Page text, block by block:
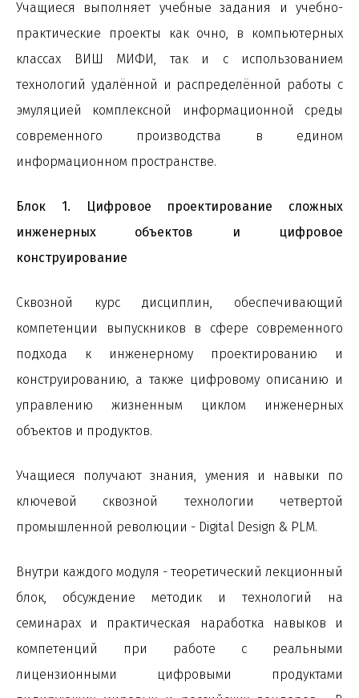
Учащиеся выполняет учебные задания и учебно-
практические проекты как очно, в компьютерных
классах ВИШ МИФИ, так и с использованием
технологий удалённой и распределённой работы с
эмуляцией комплексной информационной среды
современного производства в едином
информационном пространстве.
Блок 1. Цифровое проектирование сложных
инженерных объектов и цифровое
конструирование
Сквозной курс дисциплин, обеспечивающий
компетенции выпускников в сфере современного
подхода к инженерному проектированию и
конструированию, а также цифровому описанию и
управлению жизненным циклом инженерных
объектов и продуктов.
Учащиеся получают знания, умения и навыки по
ключевой сквозной технологии четвертой
промышленной революции - Digital Design & PLM.
Внутри каждого модуля - теоретический лекционный
блок, обсуждение методик и технологий на
семинарах и практическая наработка навыков и
компетенций при работе с реальными
лицензионными цифровыми продуктами